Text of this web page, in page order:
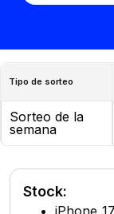
Tipo de sorteo
Sorteo de la
semana
iPhone